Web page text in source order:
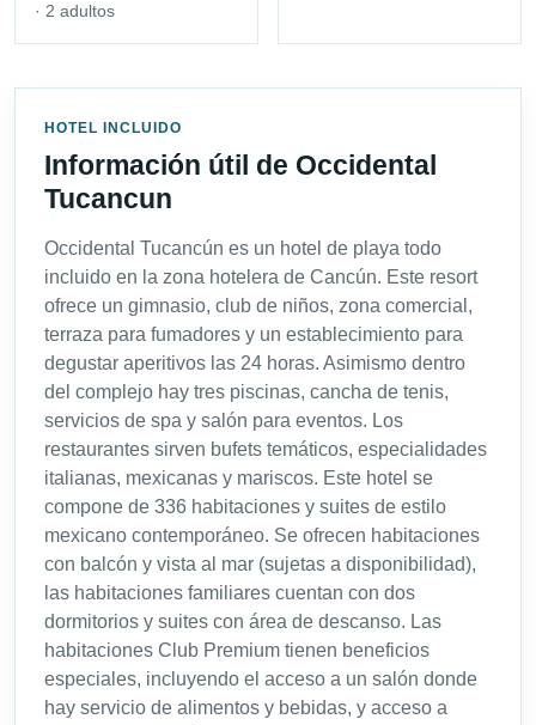
· 2 adultos
HOTEL INCLUIDO
Información útil de Occidental
Tucancun
Occidental Tucancún es un hotel de playa todo
incluido en la zona hotelera de Cancún. Este resort
ofrece un gimnasio, club de niños, zona comercial,
terraza para fumadores y un establecimiento para
degustar aperitivos las 24 horas. Asimismo dentro
del complejo hay tres piscinas, cancha de tenis,
servicios de spa y salón para eventos. Los
restaurantes sirven bufets temáticos, especialidades
italianas, mexicanas y mariscos. Este hotel se
compone de 336 habitaciones y suites de estilo
mexicano contemporáneo. Se ofrecen habitaciones
con balcón y vista al mar (sujetas a disponibilidad),
las habitaciones familiares cuentan con dos
dormitorios y suites con área de descanso. Las
habitaciones Club Premium tienen beneficios
especiales, incluyendo el acceso a un salón donde
hay servicio de alimentos y bebidas, y acceso a